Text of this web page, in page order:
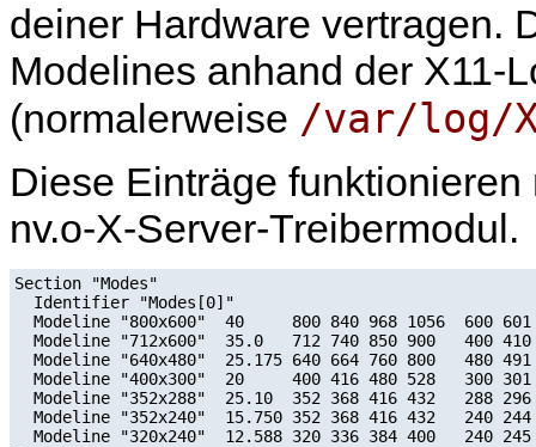
deiner Hardware vertragen.
Modelines anhand der X11-
(normalerweise /var/log/
Diese Einträge
nv.o-X-Server-Treibermodul.
Section "Modes"
  Identifier "Modes[0]"
Modeline "800x600"  40     800 840 968 1056  600 601
Modeline "712x600"  35.0   712 740 850 900   400 410
Modeline "640x480"  25.175 640 664 760 800   480 491
Modeline "400x300"  20     400 416 480 528   300
Modeline "352x288"  25.10  352 368 416 432   288 296
Modeline "352x240"  15.750 352 368 416 432   240
Modeline "320x240"  12.588 320 336 384 400   240